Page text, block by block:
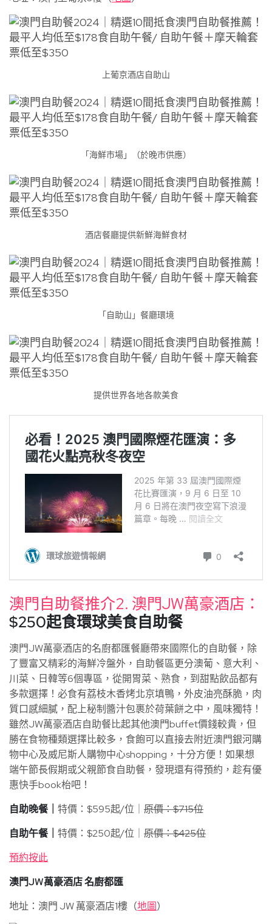
上葡京酒店自助山
「海鮮市場」（於晚市供應）
酒店餐廳提供新鮮海鮮食材
「自助山」餐廳環境
提供世界各地各款美食
澳門自助餐推介2. 澳門JW萬豪酒店：
$250起食環球美食自助餐
澳門JW萬豪酒店的名廚都匯餐廳帶來國際化的自助餐，除
了豐富又精彩的海鮮冷盤外，自助餐區更分澳葡、意大利、
川菜、日韓等6個專區，從開胃菜、熟食，到甜點飲品都有
多款選擇！必食有荔枝木香烤北京填鴨，外皮油亮酥脆，肉
質口感細膩，配上秘制醬汁包裹於荷葉餅之中，風味獨特！
雖然JW萬豪酒店自助餐比起其他澳門buffet價錢較貴，但
勝在食物種類選擇比較多，食飽可以直接去附近澳門銀河購
物中心及威尼斯人購物中心shopping，十分方便！如果想
端午節長假期或父親節食自助餐，發現還有得預約，趁有優
惠快手book枱吧！
自助晚餐｜ 特價：$595起/位｜ 原價：$715位
自助午餐｜ 特價：$250起/位｜ 原價：$425位
預約按此
澳門JW萬豪酒店名廚都匯
地址：澳門 JW 萬豪酒店1樓（地圖）